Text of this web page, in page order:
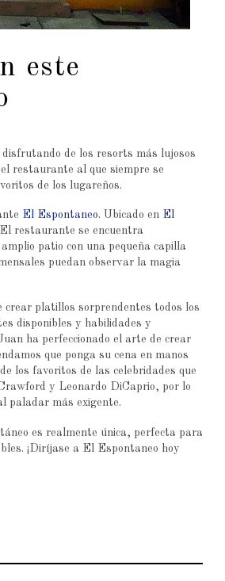
este
de los resorts más lujosos
restaurante al que siempre se
de los lugareños.
El Espontaneo. Ubicado en El
restaurante se encuentra
patio con una pequeña capilla
puedan observar la magia
platillos sorprendentes todos los
disponibles y habilidades y
ha perfeccionado el arte de crear
que ponga su cena en manos
los favoritos de las celebridades que
y Leonardo DiCaprio, por lo
paladar más exigente.
es realmente única, perfecta para
¡Diríjase a El Espontaneo hoy